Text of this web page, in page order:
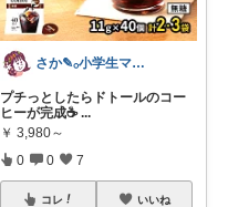
さか‎✎𓂂小学生ママを救う便利グッズ
プチっとしたらドトールのコー
ヒーが完成☕️ ...
￥ 3,980～
0 0 7
コレ いいね